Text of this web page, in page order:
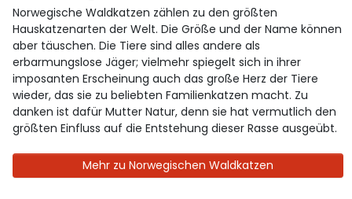
Norwegische Waldkatzen zählen zu den größten
Hauskatzenarten der Welt. Die Größe und der Name können
aber täuschen. Die Tiere sind alles andere als
erbarmungslose Jäger; vielmehr spiegelt sich in ihrer
imposanten Erscheinung auch das große Herz der Tiere
wieder, das sie zu beliebten Familienkatzen macht. Zu
danken ist dafür Mutter Natur, denn sie hat vermutlich den
größten Einfluss auf die Entstehung dieser Rasse ausgeübt.
Mehr zu Norwegischen Waldkatzen